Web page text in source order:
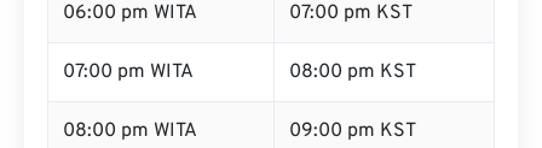
06:00 pm WITA 07:00 pm KST
07:00 pm WITA 08:00 pm KST
08:00 pm WITA 09:00 pm KST